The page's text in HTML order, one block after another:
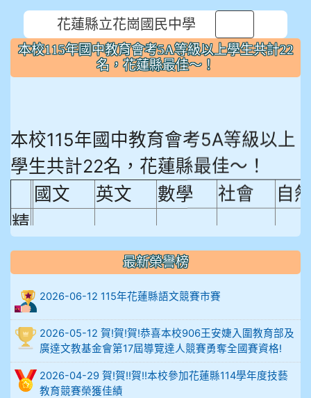
花蓮縣立花崗國民中學
本校115年國中教育會考5A等級以上學生共計22
名，花蓮縣最佳～！
本校115年國中教育會考5A等級以上
學生共計22名，花蓮縣最佳～！
國文 英文 數學 社會 自
精
熟
程
度
比
例
906陳兆宏 5A10+ 作文5
最新榮譽榜
2026-06-12 115年花蓮縣語文競賽市賽
2026-05-12 賀!賀!賀!恭喜本校906王安婕入圍教育部及
廣達文教基金會第17屆導覽達人競賽勇奪全國賽資格!
2026-04-29 賀!賀!!賀!!本校參加花蓮縣114學年度技藝
教育競賽榮獲佳績